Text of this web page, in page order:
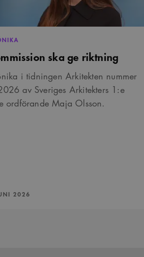
ska ge riktning
i tidningen Arkitekten nummer
av Sveriges Arkitekters 1:e
ordförande Maja Olsson.
2026